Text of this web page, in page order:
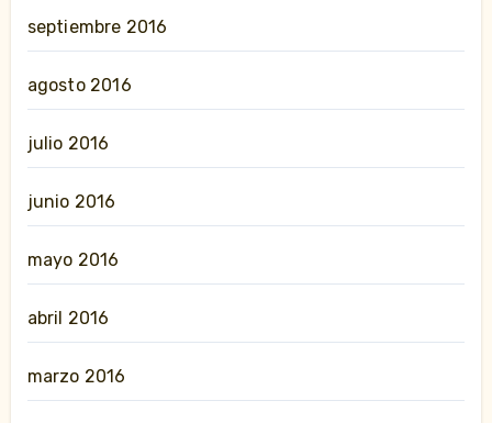
septiembre 2016
agosto 2016
julio 2016
junio 2016
mayo 2016
abril 2016
marzo 2016